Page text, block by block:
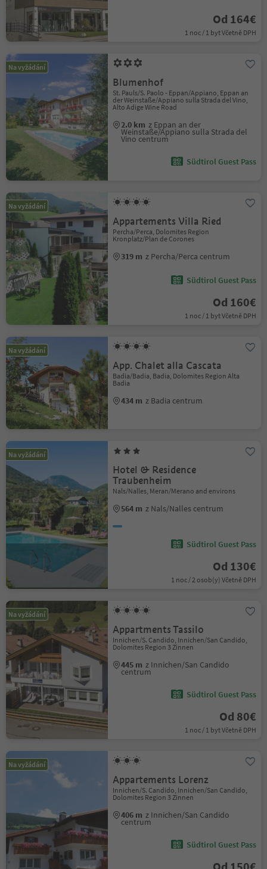
Od 164€
1 noc / 1 byt Včetně DPH
Na vyžádání
Blumenhof
St. Pauls/S. Paolo - Eppan/Appiano, Eppan an
der Weinstaße/Appiano sulla Strada del Vino,
Alto Adige Wine Road
2.0 km z Eppan an der
Weinstaße/Appiano sulla Strada del
Vino centrum
Südtirol Guest Pass
Na vyžádání
Appartements Villa Ried
Percha/Perca, Dolomites Region
Kronplatz/Plan de Corones
319 m z Percha/Perca centrum
Südtirol Guest Pass
Od 160€
1 noc / 1 byt Včetně DPH
Na vyžádání
App. Chalet alla Cascata
Badia/Badia, Badia, Dolomites Region Alta
Badia
434 m z Badia centrum
Na vyžádání
Hotel & Residence
Traubenheim
Nals/Nalles, Meran/Merano and environs
564 m z Nals/Nalles centrum
Südtirol Guest Pass
Od 130€
1 noc / 2 osob(y) Včetně DPH
Na vyžádání
Appartments Tassilo
Innichen/S. Candido, Innichen/San Candido,
Dolomites Region 3 Zinnen
445 m z Innichen/San Candido
centrum
Südtirol Guest Pass
Od 80€
1 noc / 1 byt Včetně DPH
Na vyžádání
Appartements Lorenz
Innichen/S. Candido, Innichen/San Candido,
Dolomites Region 3 Zinnen
406 m z Innichen/San Candido
centrum
Südtirol Guest Pass